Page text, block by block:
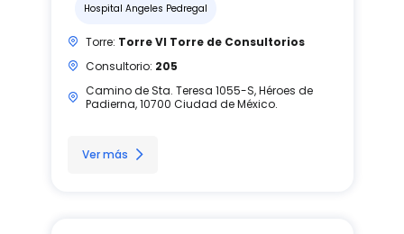
Hospital Angeles Pedregal
Torre: Torre VI Torre de Consultorios
Consultorio: 205
Camino de Sta. Teresa 1055-S, Héroes de
Padierna, 10700 Ciudad de México.
Ver más